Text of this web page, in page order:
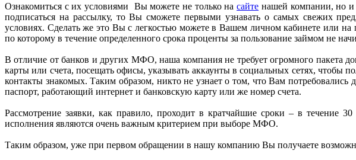
Ознакомиться с их условиями Вы можете не только насайте нашей компании, но и
подписаться на рассылку, то Вы сможете первыми узнавать о самых свежих
условиях. Сделать же это Вы с легкостью можете в Вашем личном кабинете или на
по которому в течение определенного срока проценты за пользование займом не
В отличие от банков и других МФО, наша компания не требует огромного пакета
карты или счета, посещать офисы, указывать аккаунты в социальных сетях,
контакты знакомых. Таким образом, никто не узнает о том, что Вам
паспорт, работающий интернет и банковскую карту или же номер счета.
Рассмотрение заявки, как правило, проходит в кратчайшие сроки – в течение
исполнения являются очень важным критерием при выборе МФО.
Таким образом, уже при первом обращении в нашу компанию Вы получаете